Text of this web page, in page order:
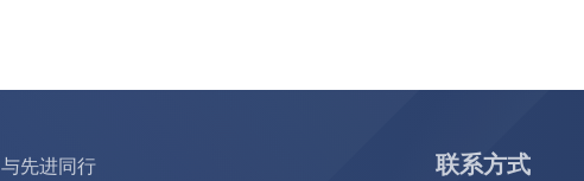
与先进同行 联系方式